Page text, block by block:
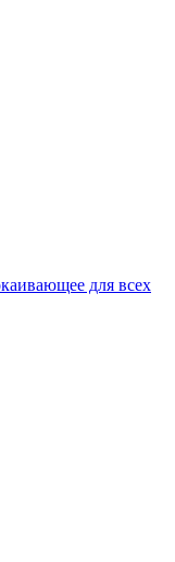
для всех